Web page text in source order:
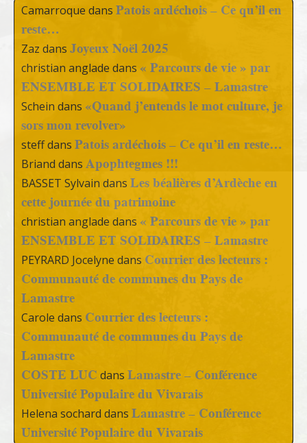
Camarroque dans Patois ardéchois – Ce qu’il en
reste…
Zaz dans Joyeux Noël 2025
christian anglade dans « Parcours de vie » par
ENSEMBLE ET SOLIDAIRES – Lamastre
Schein dans «Quand j’entends le mot culture, je
sors mon revolver»
steffdans Patois ardéchois – Ce qu’il en reste…
Briand dans Apophtegmes !!!
BASSET Sylvain dans Les béalières d’Ardèche en
cette journée du patrimoine
christian anglade dans « Parcours de vie » par
ENSEMBLE ET SOLIDAIRES – Lamastre
PEYRARD Jocelyne dans Courrier des lecteurs :
Communauté de communes du Pays de
Lamastre
Carole dans Courrier des lecteurs :
Communauté de communes du Pays de
Lamastre
COSTE LUC dans Lamastre – Conférence
Université Populaire du Vivarais
Helena sochard dans Lamastre – Conférence
Université Populaire du Vivarais